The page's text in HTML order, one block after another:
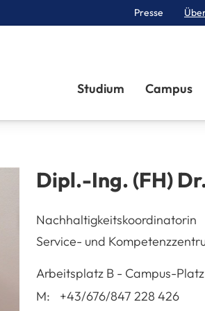
Presse
Studium Campus
Dipl.-Ing. (FH)
Nachhaltigkeitskoordinatorin
Service- und
Arbeitsplatz B - Campus-Platz
M:
+43/676/847 228 426